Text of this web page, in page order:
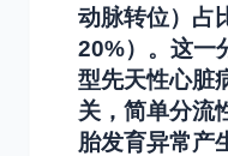
动脉转位）占
20%）。这一
型先天性心脏
关，简单分流
胎发育异常产